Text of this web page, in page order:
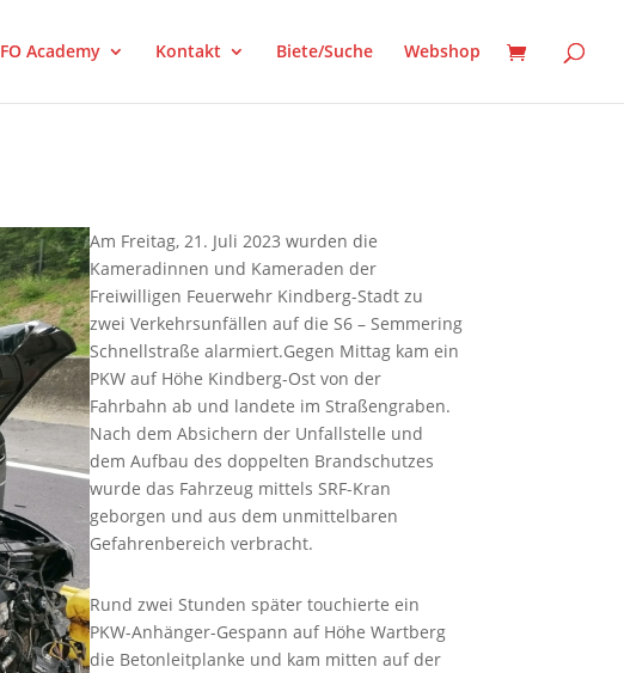
FO Academy Kontakt Biete/Suche Webshop
Am Freitag, 21. Juli 2023 wurden die
Kameradinnen und Kameraden der
Freiwilligen Feuerwehr Kindberg-Stadt zu
zwei Verkehrsunfällen auf die S6 – Semmering
Schnellstraße alarmiert.Gegen Mittag kam ein
PKW auf Höhe Kindberg-Ost von der
Fahrbahn ab und landete im Straßengraben.
Nach dem Absichern der Unfallstelle und
dem Aufbau des doppelten Brandschutzes
wurde das Fahrzeug mittels SRF-Kran
geborgen und aus dem unmittelbaren
Gefahrenbereich verbracht.
Rund zwei Stunden später touchierte ein
PKW-Anhänger-Gespann auf Höhe Wartberg
die Betonleitplanke und kam mitten auf der